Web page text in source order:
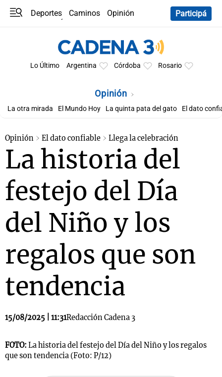
Deportes Caminos
Opinión
Participá
Lo Último Argentina Córdoba Rosario
Opinión
La otra mirada El Mundo Hoy La quinta pata del gato El dato
Opinión El dato confiable Llega la celebración
La historia del
festejo del Día
del Niño y los
regalos que son
tendencia
15/08/2025 | 11:31Redacción Cadena 3
FOTO: La historia del festejo del Día del Niño y los regalos
que son tendencia (Foto: P/12)